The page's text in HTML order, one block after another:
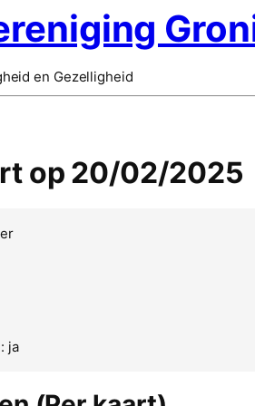
en Gezelligheid
op 20/02/2025
ja